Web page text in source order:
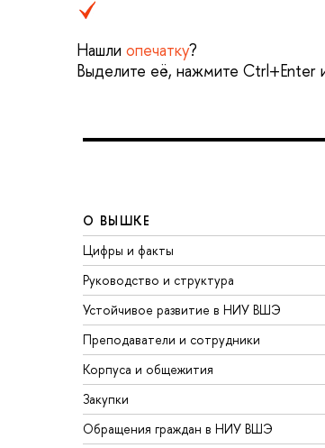
Нашли опечатку?
Выделите её, нажмите Ctrl+Enter
О ВЫШКЕ
Цифры и факты
Руководство и структура
Устойчивое развитие в НИУ ВШЭ
Преподаватели и сотрудники
Корпуса и общежития
Закупки
Обращения граждан в НИУ ВШЭ